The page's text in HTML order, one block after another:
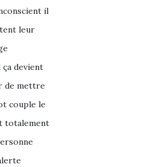
il
leur
ça devient
de mettre
couple le
totalement